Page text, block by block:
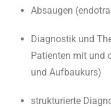
Absaugen
Diagnostik und
Patienten mit und
und Aufbaukurs)
strukturierte